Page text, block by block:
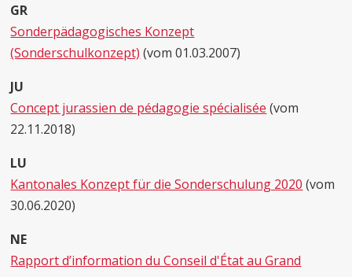
GR
Sonderpädagogisches Konzept
(Sonderschulkonzept) (vom 01.03.2007)
JU
Concept jurassien de pédagogie spécialisée (vom
22.11.2018)
LU
Kantonales Konzept für die Sonderschulung 2020 (vom
30.06.2020)
NE
Rapport d’information du Conseil d'État au Grand